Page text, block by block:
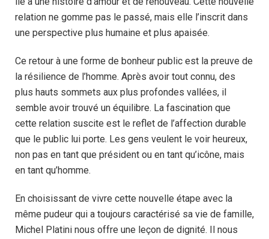
relation ne gomme pas le passé, mais elle l’inscrit dans
une perspective plus humaine et plus apaisée.
Ce retour à une forme de bonheur public est la preuve de
la résilience de l’homme. Après avoir tout connu, des
plus hauts sommets aux plus profondes vallées, il
semble avoir trouvé un équilibre. La fascination que
cette relation suscite est le reflet de l’affection durable
que le public lui porte. Les gens veulent le voir heureux,
non pas en tant que président ou en tant qu’icône, mais
en tant qu’homme.
En choisissant de vivre cette nouvelle étape avec la
même pudeur qui a toujours caractérisé sa vie de famille,
Michel Platini nous offre une leçon de dignité. Il nous